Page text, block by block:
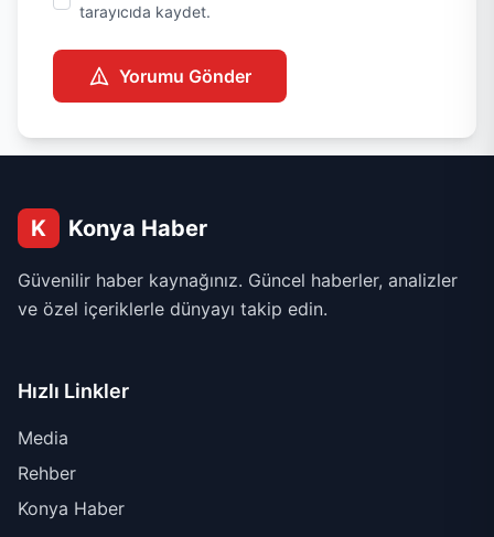
tarayıcıda kaydet.
Yorumu Gönder
K Konya Haber
Güvenilir haber kaynağınız. Güncel haberler, analizler
ve özel içeriklerle dünyayı takip edin.
Hızlı Linkler
Media
Rehber
Konya Haber